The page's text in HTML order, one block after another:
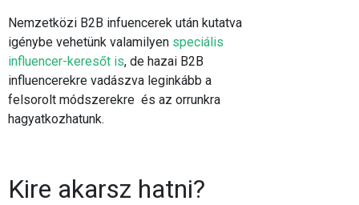
Nemzetközi B2B infuencerek után kutatva
igénybe vehetünk valamilyen speciális
influencer-keresőt is, de hazai B2B
influencerekre vadászva leginkább a
felsorolt módszerekre és az orrunkra
hagyatkozhatunk.
Kire akarsz hatni?